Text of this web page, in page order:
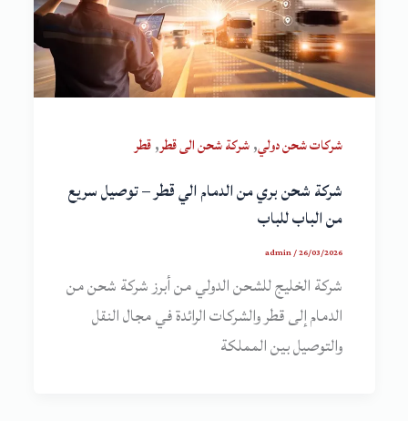
شركات شحن دولي,شركة شحن الى قطر,قطر
شركة شحن بري من الدمام الي قطر – توصيل سريع
من الباب للباب
admin/26/03/2026
شركة الخليج للشحن الدولي من أبرز شركة شحن من
الدمام إلى قطر والشركات الرائدة في مجال النقل
والتوصيل بين المملكة